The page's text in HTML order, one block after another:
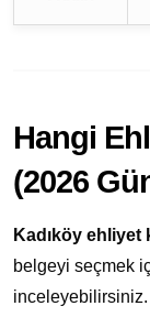
Hangi
(2026
Kadıköy ehliyet
belgeyi seçmek
inceleyebilirsiniz.